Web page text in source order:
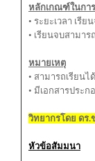
หลักเกณฑ์ในกา
• ระยะเวลา เรี
• เรียนจบสามา
หมายเหตุ
• สามารถเรียนไ
• มีเอกสารประ
วิทยากรโดย ดร
หัวข้อสัมมนา